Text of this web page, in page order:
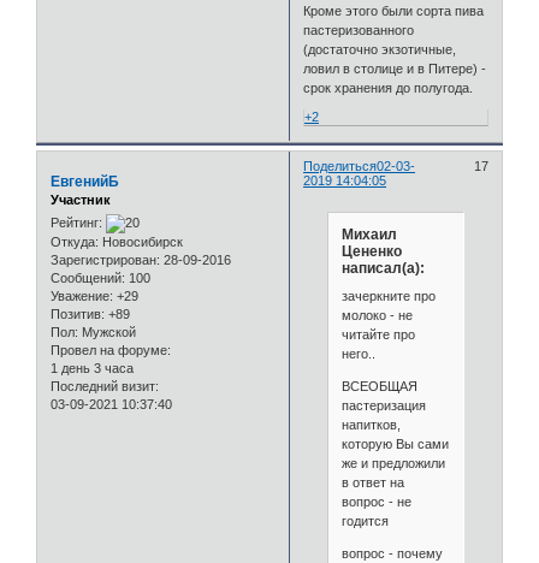
Кроме этого были сорта пива
пастеризованного
(достаточно экзотичные,
ловил в столице и в Питере) -
срок хранения до полугода.
+2
Поделиться 17
02-03-
2019 14:04:05
ЕвгенийБ
Участник
Рейтинг:
Откуда: Новосибирск
Зарегистрирован: 28-09-2016
Сообщений: 100
Уважение: +29
Позитив: +89
Пол: Мужской
Провел на форуме:
1 день 3 часа
Последний визит:
03-09-2021 10:37:40
Михаил
Цененко
написал(а):
зачеркните про
молоко - не
читайте про
него..
ВСЕОБЩАЯ
пастеризация
напитков,
которую Вы сами
же и предложили
в ответ на
вопрос - не
годится
вопрос - почему